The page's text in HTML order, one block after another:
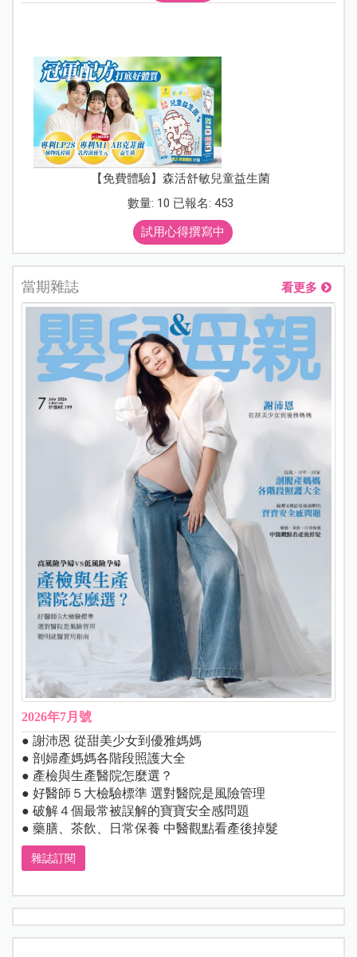
【免費體驗】森活舒敏兒童益生菌
數量: 10 已報名: 453
試用心得撰寫中
當期雜誌 看更多
2026年7月號
● 謝沛恩 從甜美少女到優雅媽媽
● 剖婦產媽媽各階段照護大全
● 產檢與生產醫院怎麼選？
● 好醫師５大檢驗標準 選對醫院是風險管理
● 破解４個最常被誤解的寶寶安全感問題
● 藥膳、茶飲、日常保養 中醫觀點看產後掉髮
雜誌訂閱